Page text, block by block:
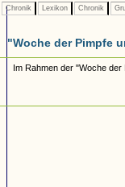
Chronik Lexikon Chronik
"Woche der Pimpfe
Im Rahmen der "Woche der